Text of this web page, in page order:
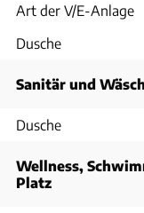
Art der V/E-Anlage
Dusche
Sanitär und
Dusche
Wellness,
Platz